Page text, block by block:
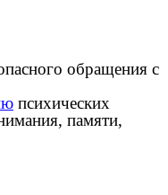
обращения с
психических
памяти,